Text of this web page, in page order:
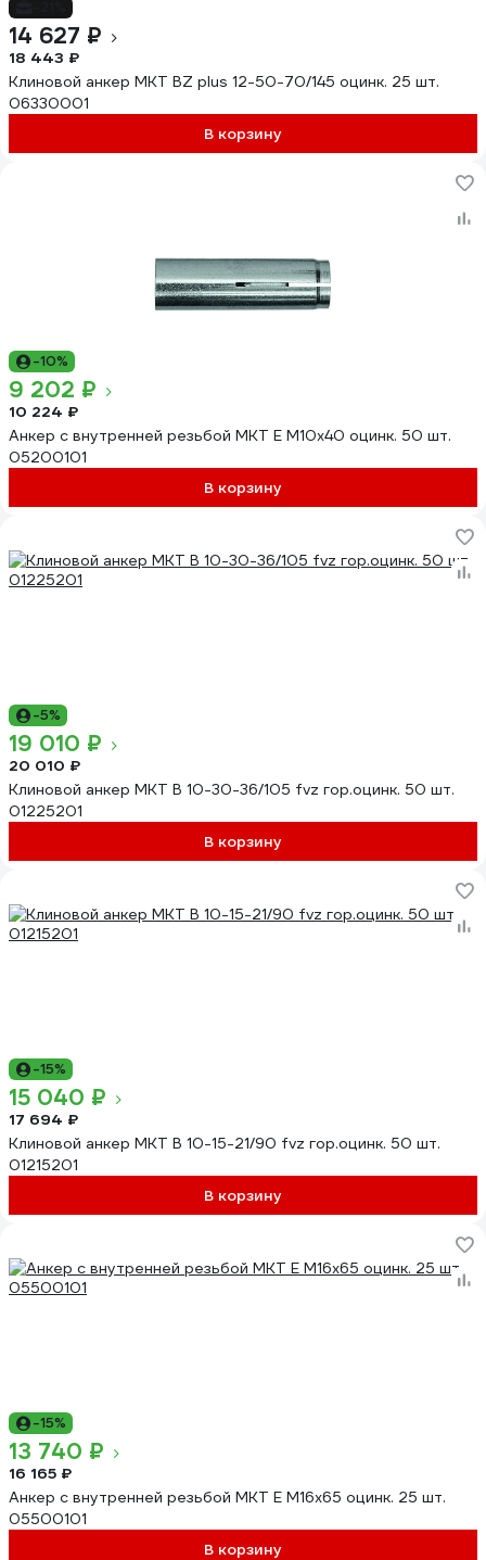
14 627 ₽
18 443 ₽
Клиновой анкер MKT BZ plus 12-50-70/145 оцинк. 25 шт.
06330001
В корзину
-10%
9 202 ₽
10 224 ₽
Анкер с внутренней резьбой MKT E M10х40 оцинк. 50 шт.
05200101
В корзину
-5%
19 010 ₽
20 010 ₽
Клиновой анкер MKT В 10-30-36/105 fvz гор.оцинк. 50 шт.
01225201
В корзину
-15%
15 040 ₽
17 694 ₽
Клиновой анкер MKT В 10-15-21/90 fvz гор.оцинк. 50 шт.
01215201
В корзину
-15%
13 740 ₽
16 165 ₽
Анкер с внутренней резьбой MKT E M16х65 оцинк. 25 шт.
05500101
В корзину